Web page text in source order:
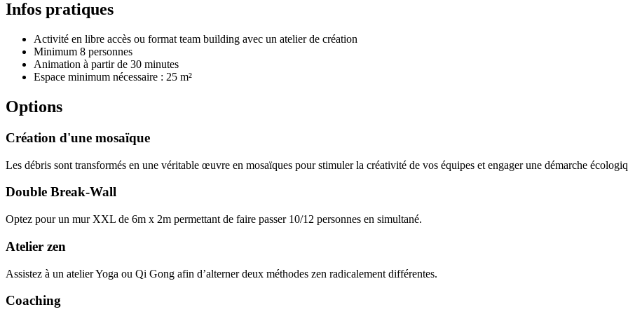
Infos pratiques
Activité en libre accès ou format team building avec un atelier de création
Minimum 8 personnes
Animation à partir de 30 minutes
Espace minimum nécessaire : 25 m²
Options
Création d'une mosaïque
Les débris sont transformés en une véritable œuvre en mosaïques pour stimuler la créativité de vos équipes et engager une démarche
Double Break-Wall
Optez pour un mur XXL de 6m x 2m permettant de faire passer 10/12 personnes en simultané.
Atelier zen
Assistez à un atelier Yoga ou Qi Gong afin d’alterner deux méthodes zen radicalement différentes.
Coaching